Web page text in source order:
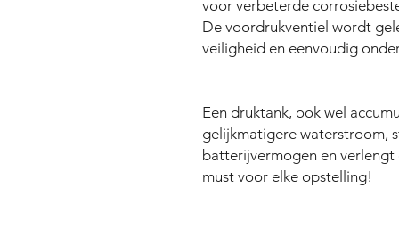
voor verbeterde
De voordrukventiel wordt
veiligheid en eenvoudig
Een druktank, ook wel
gelijkmatigere waterstroom,
batterijvermogen en verlengt
must voor elke opstelling!